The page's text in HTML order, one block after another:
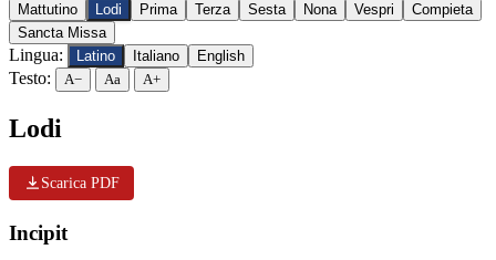
Mattutino Lodi Prima Terza Sesta Nona Vespri
Compieta
Sancta Missa
Lingua: Latino Italiano English
Testo: A− Aa A+
Lodi
Scarica PDF
Incipit